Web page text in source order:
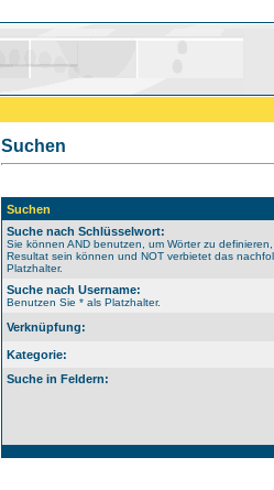
Suchen
Suchen
Suche nach Schlüsselwort:
Sie können AND benutzen, um Wörter zu
Resultat sein können und NOT verbietet das
Platzhalter.
Suche nach Username:
Benutzen Sie * als Platzhalter.
Verknüpfung:
Kategorie:
Suche in Feldern: